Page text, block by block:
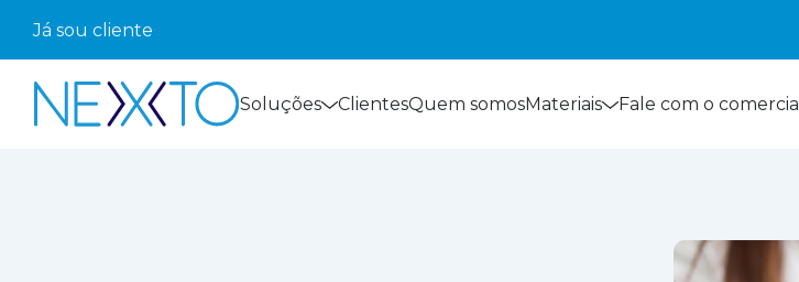
Já sou cliente
Soluções ClientesQuem somosMateriais Fale com o comercial